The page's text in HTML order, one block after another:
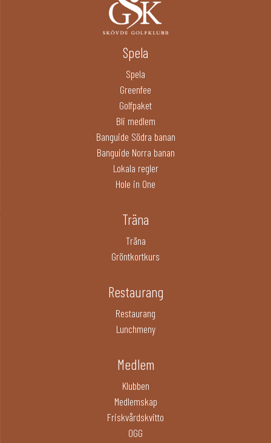
Spela
Spela
Greenfee
Golfpaket
Bli medlem
Banguide Södra banan
Banguide Norra banan
Lokala regler
Hole in One
Träna
Träna
Gröntkortkurs
Restaurang
Restaurang
Lunchmeny
Medlem
Klubben
Medlemskap
Friskvårdskvitto
OGG